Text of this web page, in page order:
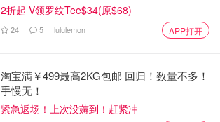
2折起 V领罗纹Tee$34(原$68)
24 5 lululemon APP打开
淘宝满￥499最高2KG包邮 回归！数量不多！
手慢无！
紧急返场！上次没薅到！赶紧冲